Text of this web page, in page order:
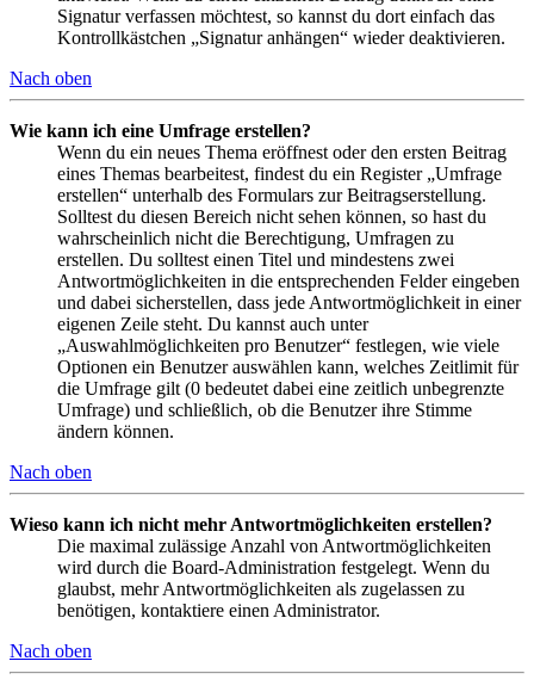
Signatur verfassen möchtest, so kannst du dort einfach das
Kontrollkästchen „Signatur anhängen“ wieder deaktivieren.
Nach oben
Wie kann ich eine Umfrage erstellen?
Wenn du ein neues Thema eröffnest oder den ersten Beitrag
eines Themas bearbeitest, findest du ein Register „Umfrage
erstellen“ unterhalb des Formulars zur Beitragserstellung.
Solltest du diesen Bereich nicht sehen können, so hast du
wahrscheinlich nicht die Berechtigung, Umfragen zu
erstellen. Du solltest einen Titel und mindestens zwei
Antwortmöglichkeiten in die entsprechenden Felder eingeben
und dabei sicherstellen, dass jede Antwortmöglichkeit in einer
eigenen Zeile steht. Du kannst auch unter
„Auswahlmöglichkeiten pro Benutzer“ festlegen, wie viele
Optionen ein Benutzer auswählen kann, welches Zeitlimit für
die Umfrage gilt (0 bedeutet dabei eine zeitlich unbegrenzte
Umfrage) und schließlich, ob die Benutzer ihre Stimme
ändern können.
Nach oben
Wieso kann ich nicht mehr Antwortmöglichkeiten erstellen?
Die maximal zulässige Anzahl von Antwortmöglichkeiten
wird durch die Board-Administration festgelegt. Wenn du
glaubst, mehr Antwortmöglichkeiten als zugelassen zu
benötigen, kontaktiere einen Administrator.
Nach oben